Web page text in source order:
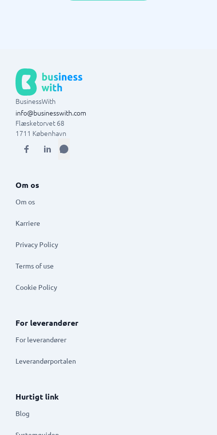
BusinessWith
info@businesswith.com
Flæsketorvet 68
1711 København
Om os
Om os
Karriere
Privacy Policy
Terms of use
Cookie Policy
For leverandører
For leverandører
Leverandørportalen
Hurtigt link
Blog